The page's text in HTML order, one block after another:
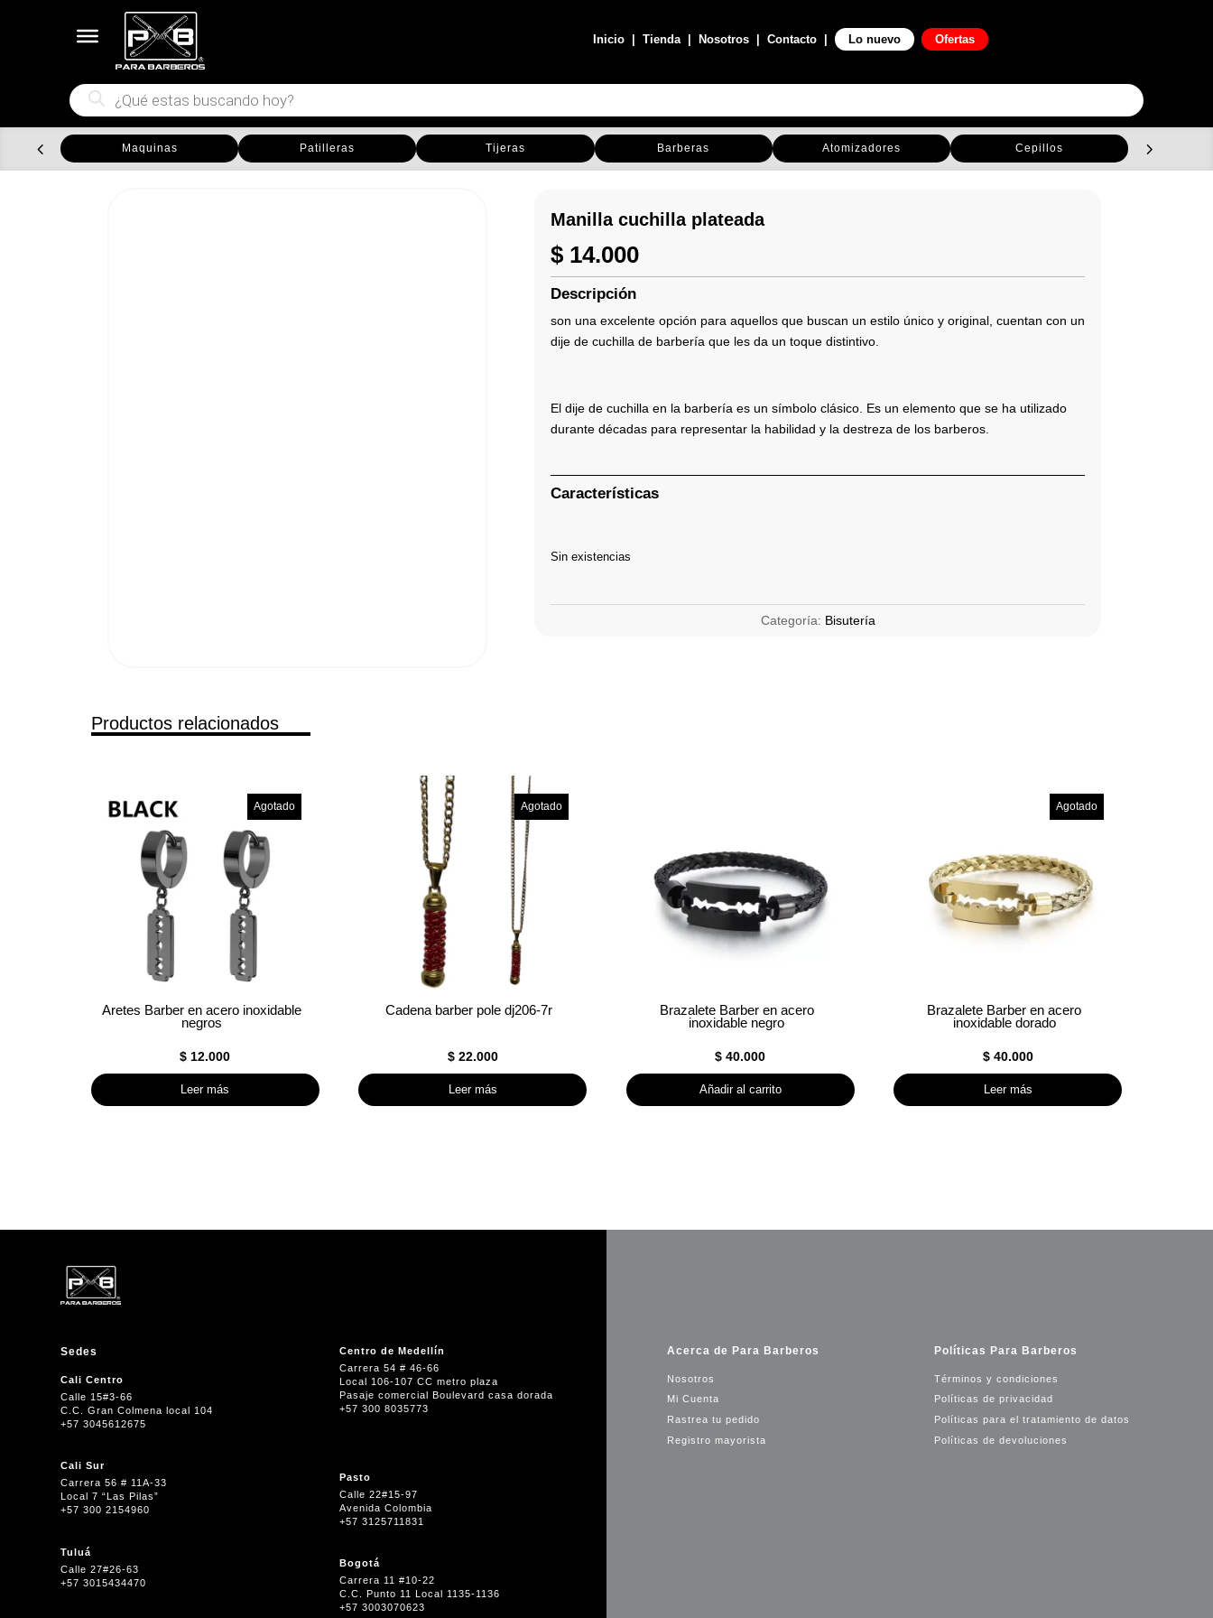
Inicio |Tienda| Nosotros |Contacto | Lo nuevo Ofertas
Búsqueda
de
productos
Maquinas Patilleras Tijeras Barberas Atomizadores Cepillos
Manilla cuchilla plateada
$ 14.000
Descripción
son una excelente opción para aquellos que buscan un estilo único y original, cuentan con un
dije de cuchilla de barbería que les da un toque distintivo.
El dije de cuchilla en la barbería es un símbolo clásico. Es un elemento que se ha utilizado
durante décadas para representar la habilidad y la destreza de los barberos.
Características
Sin existencias
Categoría: Bisutería
Productos relacionados
Agotado
Aretes Barber en acero inoxidable
negros
$ 12.000
Leer más
Agotado
Cadena barber pole dj206-7r
$22.000
Leer más
Brazalete Barber en acero
inoxidable negro
$ 40.000
Añadir al carrito
Agotado
Brazalete Barber en acero
inoxidable dorado
$40.000
Leer más
Sedes
Cali Centro
Calle 15#3-66
C.C. Gran Colmena local 104
+57 3045612675
Cali Sur
Carrera 56 # 11A-33
Local 7 “Las Pilas”
+57 300 2154960
Tuluá
Calle 27#26-63
+57 3015434470
Centro de Medellín
Carrera 54 # 46-66
Local 106-107 CC metro plaza
Pasaje comercial Boulevard casa dorada
+57 300 8035773
Pasto
Calle 22#15-97
Avenida Colombia
+57 3125711831
Bogotá
Carrera 11 #10-22
C.C. Punto 11 Local 1135-1136
+57 3003070623
Acerca de Para Barberos
Nosotros
Mi Cuenta
Rastrea tu pedido
Registro mayorista
Políticas Para Barberos
Términos y condiciones
Políticas de privacidad
Políticas para el tratamiento de datos
Políticas de devoluciones